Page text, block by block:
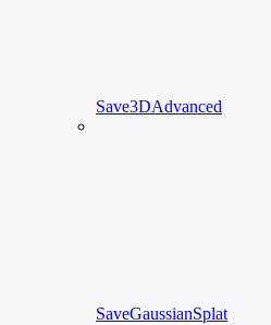
Save3DAdvanced
SaveGaussianSplat